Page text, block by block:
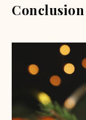
Conclusion